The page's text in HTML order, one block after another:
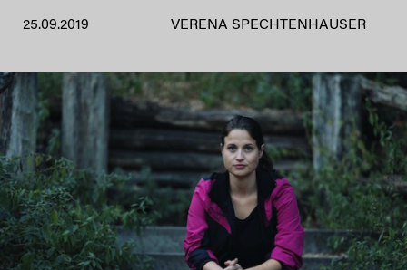
25.09.2019 VERENA SPECHTENHAUSER